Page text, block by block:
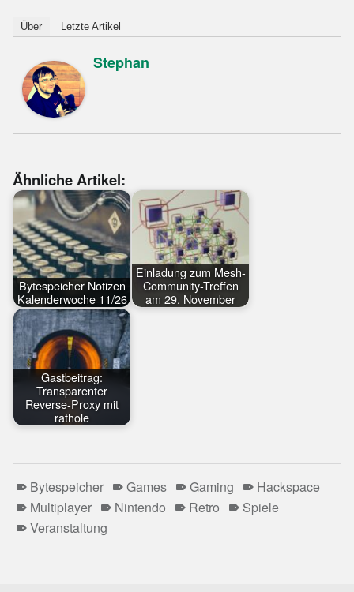
Über Letzte Artikel
Stephan
Ähnliche Artikel:
Bytespeicher Notizen
Kalenderwoche 11/26
Einladung zum Mesh-
Community-Treffen
am 29. November
Gastbeitrag:
Transparenter
Reverse-Proxy mit
rathole
Bytespeicher Games Gaming
Hackspace
Multiplayer
Nintendo Retro
Spiele
Veranstaltung